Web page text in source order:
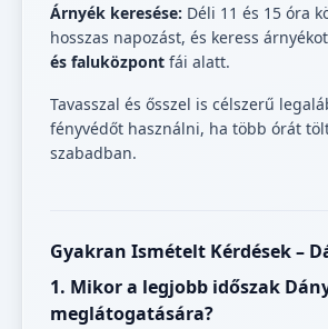
Árnyék keresése: Déli 11 és 15 óra
hosszas napozást, és keress
és faluközpont fái alatt.
Tavasszal és ősszel is célszerű
fényvédőt használni, ha több órát
szabadban.
Gyakran Ismételt Kérdések –
1. Mikor a legjobb időszak
meglátogatására?